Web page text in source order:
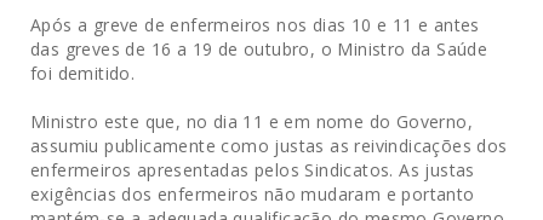
Após a greve de enfermeiros nos dias 10 e 11 e antes
das greves de 16 a 19 de outubro, o Ministro da Saúde
foi demitido.
Ministro este que, no dia 11 e em nome do Governo,
assumiu publicamente como justas as reivindicações dos
enfermeiros apresentadas pelos Sindicatos. As justas
exigências dos enfermeiros não mudaram e portanto